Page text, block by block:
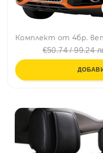
€50.74 / 99.24